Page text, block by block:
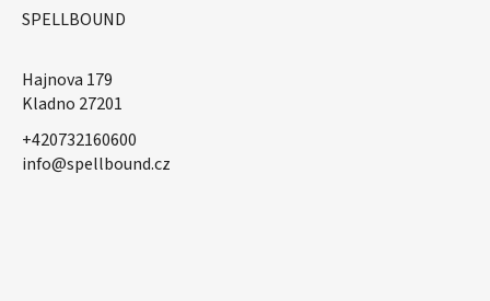
SPELLBOUND
Hajnova 179
Kladno 27201
+420732160600
​info@spellbound.cz